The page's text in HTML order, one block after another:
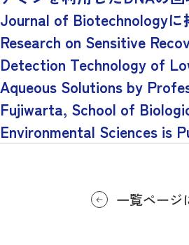
Journal of Biotechnology
Research on Sensitive
Detection Technology of
Aqueous Solutions by
Fujiwarta, School of
Environmental Sciences is
一覧ページ